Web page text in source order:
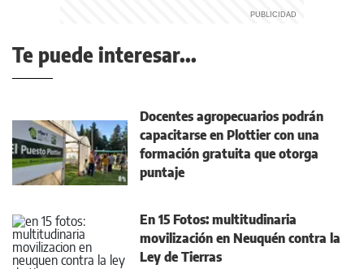
Te puede interesar...
Docentes agropecuarios podrán
capacitarse en Plottier con una
formación gratuita que otorga
puntaje
En 15 Fotos: multitudinaria
movilización en Neuquén contra la
Ley de Tierras